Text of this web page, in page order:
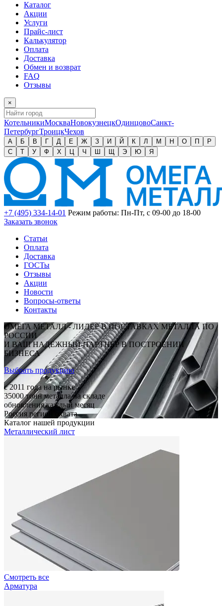
Каталог
Акции
Услуги
Прайс-лист
Калькулятор
Оплата
Доставка
Обмен и возврат
FAQ
Отзывы
×
КотельникиМоскваНовокузнецкОдинцовоСанкт-
ПетербургТроицкЧехов
А Б В Г Д Е Ж З И Й К Л М Н О П
Р
С
Т У Ф Х Ц Ч Ш Щ Э Ю Я
+7 (495) 334-14-01 Режим работы: Пн-Пт, с 09-00 до 18-00
Заказать звонок
Статьи
Оплата
Доставка
ГОСТы
Отзывы
Акции
Новости
Вопросы-ответы
Контакты
ОМЕГА МЕТАЛЛ - ЛИДЕР В ПОСТАВКАХ МЕТАЛЛА ПО
РОССИИ
И ВАШ НАДЕЖНЫЙ ПАРТНЕР В ПОСТРОЕНИИ
БИЗНЕСА
Выбрать продукцию
c 2011 года на рынке
35000 тонн металла на складе
обновления каждый месяц
Россия регион охвата
Каталог нашей продукции
Металлический лист
Смотреть все
Арматура